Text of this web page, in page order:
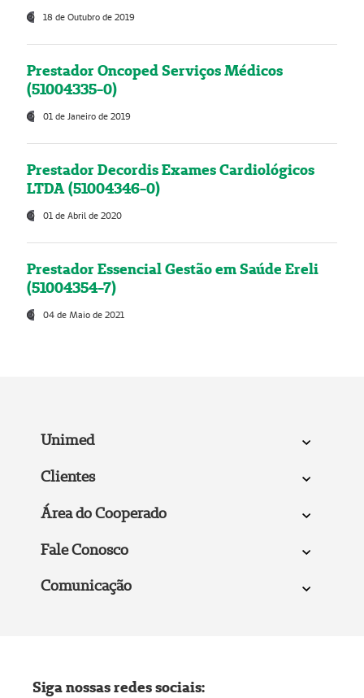
18 de Outubro de 2019
Prestador Oncoped Serviços Médicos
(51004335-0)
01 de Janeiro de 2019
Prestador Decordis Exames Cardiológicos
LTDA (51004346-0)
01 de Abril de 2020
Prestador Essencial Gestão em Saúde Ereli
(51004354-7)
04 de Maio de 2021
Unimed
Clientes
Área do Cooperado
Fale Conosco
Comunicação
Siga nossas redes sociais: